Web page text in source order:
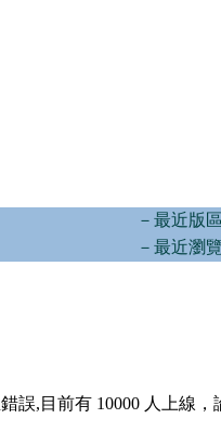
－最近版
－最近瀏
誤,目前有 10000 人上線